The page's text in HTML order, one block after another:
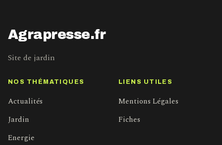
Agrapresse.fr
Site de jardin
NOS THÉMATIQUES
Actualités
Jardin
Energie
LIENS UTILES
Mentions Légales
Fiches